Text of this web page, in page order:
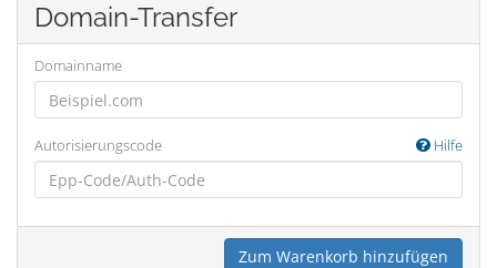
Domain-Transfer
Domainname
Autorisierungscode Hilfe
Zum Warenkorb hinzufügen